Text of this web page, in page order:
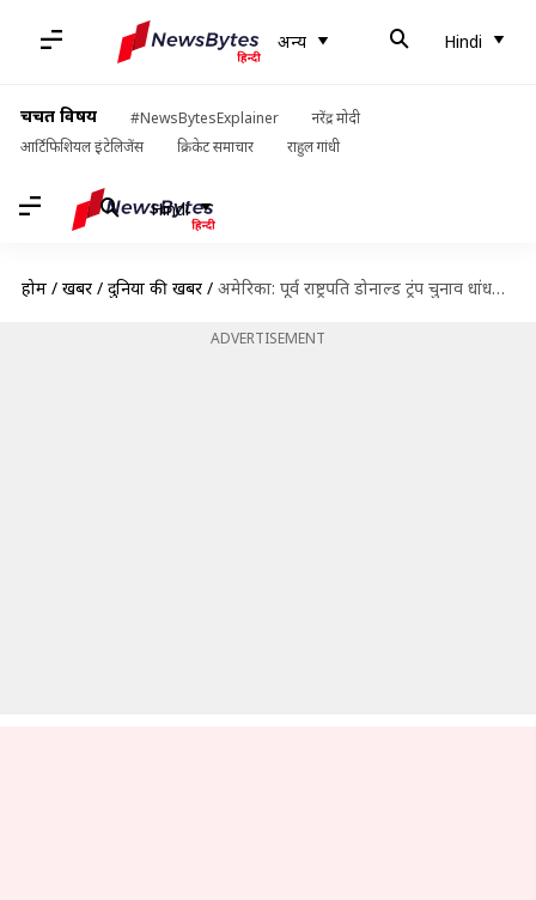
अन्य Hindi
चर्चित विषय #NewsBytesExplainer
नरेंद्र मोदी
आर्टिफिशियल इंटेलिजेंस
क्रिकेट समाचार राहुल गांधी
Hindi
होम / खबरें / दुनिया की खबरें / अमेरिका: पूर्व राष्ट्रपति डोनाल्ड ट्रंप चुनाव धांधली के मामले में गिरफ्तार, जमानत पर रिहा
ADVERTISEMENT